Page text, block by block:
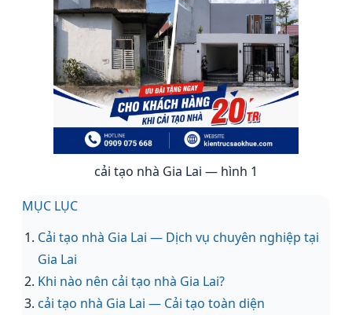
cải tạo nhà Gia Lai — hình 1
MỤC LỤC
Cải tạo nhà Gia Lai — Dịch vụ chuyên nghiệp tại
Gia Lai
Khi nào nên cải tạo nhà Gia Lai?
cải tạo nhà Gia Lai — Cải tạo toàn diện